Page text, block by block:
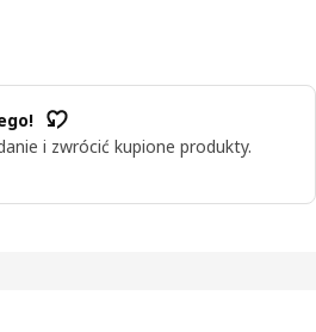
i zwrócić kupione produkty.